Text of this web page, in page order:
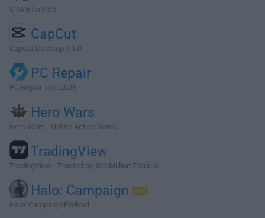
GTA 6 for PS5
CapCut
CapCut Desktop 9.1.0
PC Repair
PC Repair Tool 2026
Hero Wars
Hero Wars - Online Action Game
TradingView
TradingView - Trusted by 100 Million Traders
Halo: Campaign
Halo: Campaign Evolved